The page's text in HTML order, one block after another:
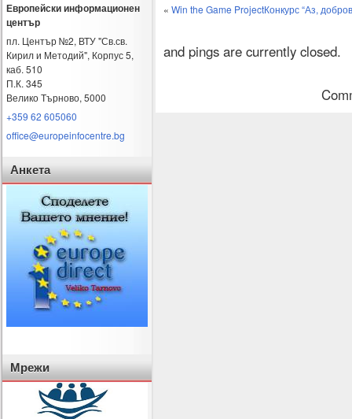
Европейски информационен
център
пл. Център №2, ВТУ "Св.св.
Кирил и Методий", Корпус 5,
каб. 510
П.К. 345
Велико Търново, 5000
+359 62 605060
office@europeinfocentre.bg
Анкета
Мрежи
« Win the Game ProjectКонкурс “Аз,
and pings are currently closed.